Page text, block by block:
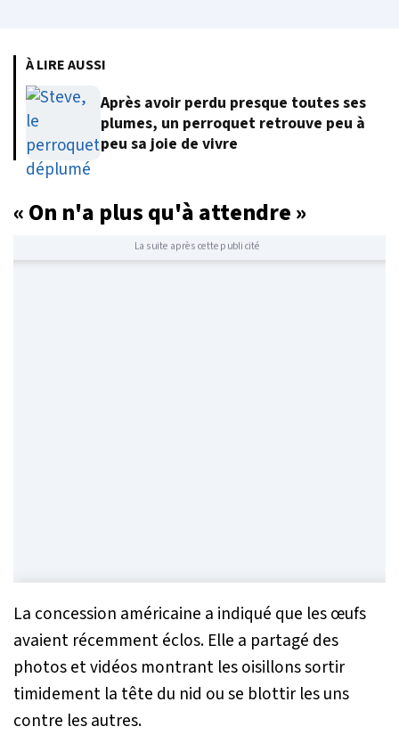
À LIRE AUSSI
Après avoir perdu presque toutes ses
plumes, un perroquet retrouve peu à
peu sa joie de vivre
« On n'a plus qu'à attendre »
La suite après cette publicité
La concession américaine a indiqué que les œufs
avaient récemment éclos. Elle a partagé des
photos et vidéos montrant les oisillons sortir
timidement la tête du nid ou se blottir les uns
contre les autres.